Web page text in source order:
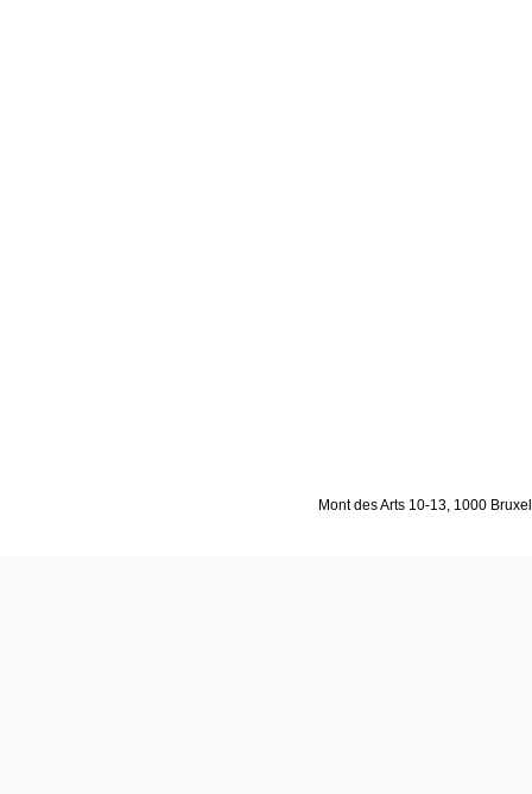
Mont des Arts 10-13, 1000